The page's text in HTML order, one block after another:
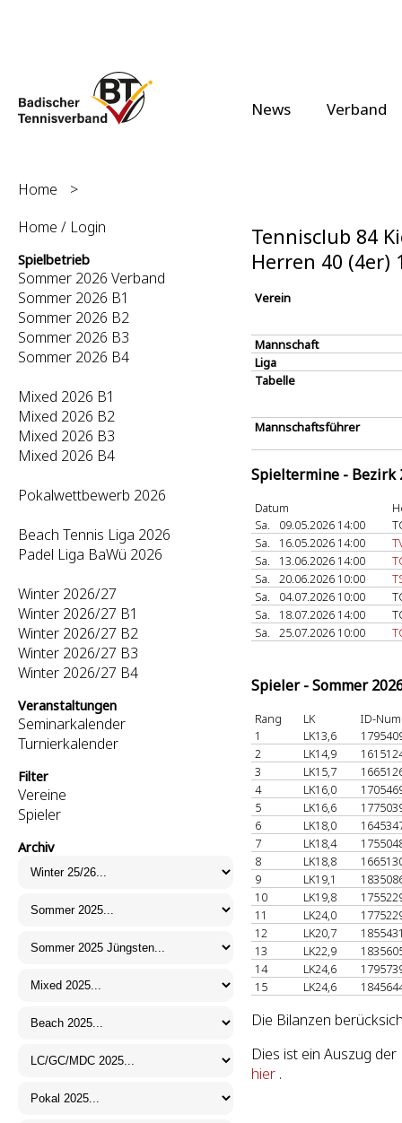
News Verband
Home
>
Home / Login
Spielbetrieb
Sommer 2026 Verband
Sommer 2026 B1
Sommer 2026 B2
Sommer 2026 B3
Sommer 2026 B4
Mixed 2026 B1
Mixed 2026 B2
Mixed 2026 B3
Mixed 2026 B4
Pokalwettbewerb 2026
Beach Tennis Liga 2026
Padel Liga BaWü 2026
Winter 2026/27
Winter 2026/27 B1
Winter 2026/27 B2
Winter 2026/27 B3
Winter 2026/27 B4
Veranstaltungen
Seminarkalender
Turnierkalender
Filter
Vereine
Spieler
Archiv
Tennisclub 84
Herren 40 (4er)
Verein
Mannschaft
Liga
Tabelle
Mannschaftsführer
Spieltermine - Bezirk
Datum
Sa.
09.05.2026 14:00
Sa.
16.05.2026 14:00
Sa.
13.06.2026 14:00
Sa.
20.06.2026 10:00
Sa.
04.07.2026 10:00
Sa.
18.07.2026 14:00
Sa.
25.07.2026 10:00
Spieler - Sommer
Rang LK
ID-
1
LK13,6
2
LK14,9
3
LK15,7
4
LK16,0
5
LK16,6
6
LK18,0
7
LK18,4
8
LK18,8
9
LK19,1
10
LK19,8
11
LK24,0
12
LK20,7
13
LK22,9
14
LK24,6
15
LK24,6
Die Bilanzen
Dies ist ein Auszug
hier .